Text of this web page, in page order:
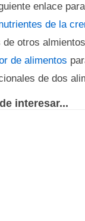
enlace
de la
otros
de alimentos
de dos
interesar...